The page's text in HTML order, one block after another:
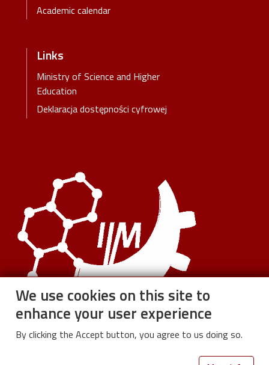
Institute of Materials Science and Engineering
Academic calendar
Links
Ministry of Science and Higher
Education
Deklaracja dostępności cyfrowej
We use cookies on this site to
enhance your user experience
By clicking the Accept button, you agree to us doing so.